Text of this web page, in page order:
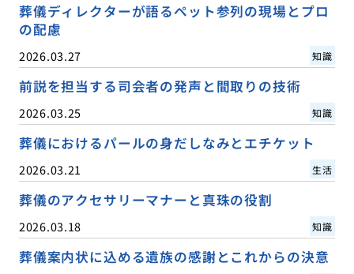
葬儀ディレクターが語るペット参列の現場とプロ
の配慮
2026.03.27 知識
前説を担当する司会者の発声と間取りの技術
2026.03.25 知識
葬儀におけるパールの身だしなみとエチケット
2026.03.21 生活
葬儀のアクセサリーマナーと真珠の役割
2026.03.18 知識
葬儀案内状に込める遺族の感謝とこれからの決意